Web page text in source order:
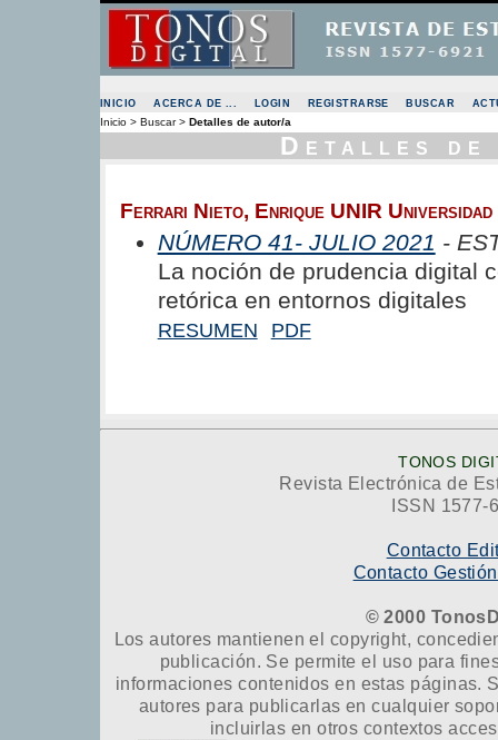
INICIO ACERCA DE ... LOGIN REGISTRARSE BUSCAR
Inicio > Buscar> Detalles de autor/a
Detalles
Ferrari Nieto, Enrique UNIR
NÚMERO 41- JULIO 2021 -
La noción de prudencia digital
retórica en entornos digitales
RESUMEN PDF
TONOS
Revista Electrónica de
ISSN 1577-
Contacto
Contacto
© 2000
Los autores mantienen el copyright,
publicación. Se permite el uso para
informaciones contenidos en estas páginas.
autores para publicarlas en cualquier
incluirlas en otros contextos